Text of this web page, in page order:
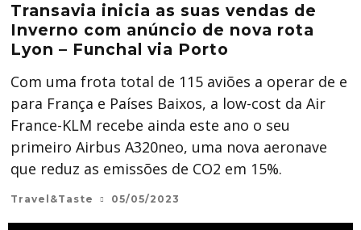
Transavia inicia as suas vendas de
Inverno com anúncio de nova rota
Lyon – Funchal via Porto
Com uma frota total de 115 aviões a operar de e
para França e Países Baixos, a low-cost da Air
France-KLM recebe ainda este ano o seu
primeiro Airbus A320neo, uma nova aeronave
que reduz as emissões de CO2 em 15%.
Travel&Taste 05/05/2023